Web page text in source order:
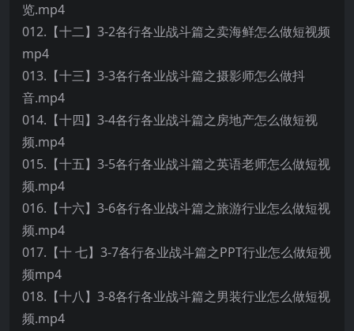
览.mp4
012.【十二】3-2各行各业战斗篇之卖海鲜怎么做短视频
mp4
013.【十三】3-3各行各业战斗篇之摄影师怎么做抖
音.mp4
014.【十四】3-4各行各业战斗篇之房地产怎么做短视
频.mp4
015.【十五】3-5各行各业战斗篇之英语老师怎么做短视
频.mp4
016.【十六】3-6各行各业战斗篇之旅游行业怎么做短视
频.mp4
017.【十 七】3-7各行各业战斗篇之PPT行业怎么做短视
频mp4
018.【十八】3-8各行各业战斗篇之男装行业怎么做短视
频.mp4